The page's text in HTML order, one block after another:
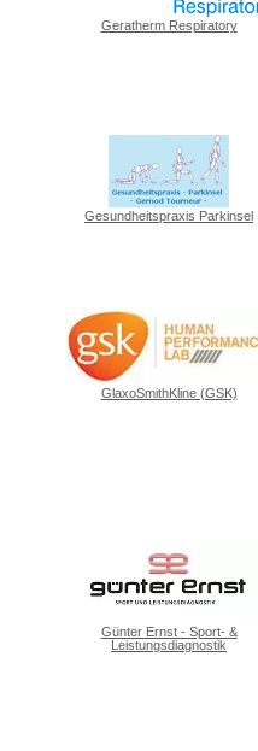
Geratherm Respiratory
Gesundheitspraxis Parkinsel
GlaxoSmithKline (GSK)
Günter Ernst - Sport- &
Leistungsdiagnostik